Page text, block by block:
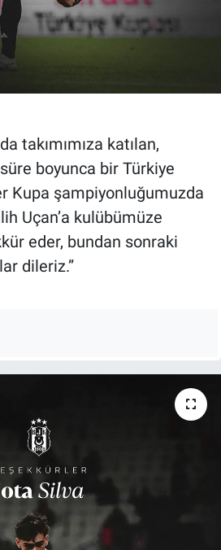
takımımıza katılan,
boyunca bir Türkiye
Kupa şampiyonluğumuzda
Uçan’a kulübümüze
eder, bundan sonraki
dileriz.”